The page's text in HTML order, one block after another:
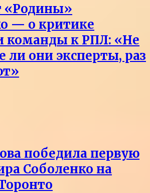
«Родины»
— о критике
команды к РПЛ: «Не
ли они эксперты, раз
победила первую
Соболенко на